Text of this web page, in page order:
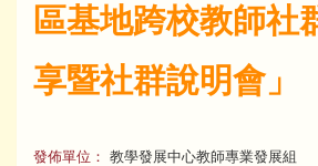
區基地跨校教師社
享暨社群說明會」
發佈單位： 教學發展中心教師專業發展組